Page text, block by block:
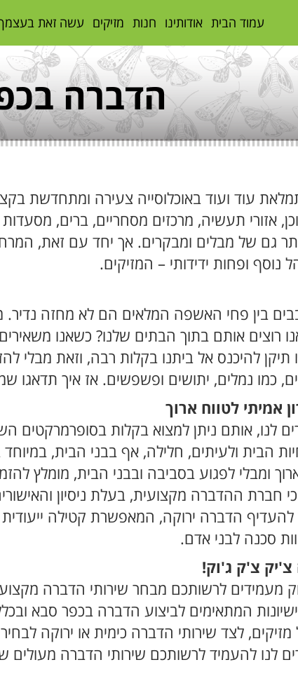
עמוד הבית אודותינו חנות מזיקים עשה זאת
הדברה
עוד ועוד באוכלוסייה צעירה ומתחדשת
אזורי תעשיה, מרכזים מסחריים, ברים,
גם של מבלים ומבקרים. אך יחד עם זאת,
נוסף ופחות ידידותי – המזיקים.
בין פחי האשפה המלאים הם לא מחזה נדיר.
אותם בתוך הבתים שלנו? כשאנו
תיקן להיכנס אל ביתנו בקלות רבה, וזאת מבלי
כמו נמלים, יתושים ופשפשים. אז איך תדאגו
אמיתי לטווח ארוך
לנו, אותם ניתן למצוא בקלות בסופרמרקטים
הבית ולעיתים, חלילה, אף בבני הבית,
ומבלי לפגוע בסביבה ובבני הבית, מומלץ
חברת ההדברה מקצועית, בעלת ניסיון
הדברה ירוקה, המאפשרת קטילה ייעודית
סכנה לבני אדם.
צ'ק ג'וק!
לרשותכם מבחר שירותי הדברה
המתאימים לביצוע הדברה בכפר סבא
לצד שירותי הדברה כימית או ירוקה
לנו להעמיד לרשותכם שירותי הדברה מעולים